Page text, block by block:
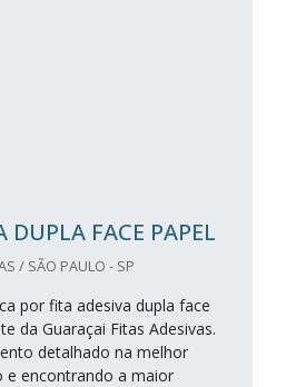
DUPLA FACE PAPEL
/ SÃO PAULO - SP
por fita adesiva dupla face
da Guaraçai Fitas Adesivas.
detalhado na melhor
e encontrando a maior